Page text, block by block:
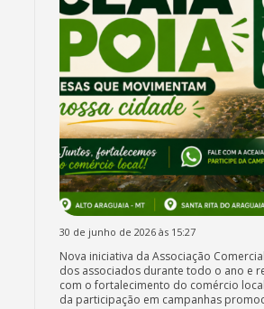
30 de junho de 2026 às 15:27
Nova iniciativa da Associação
dos associados durante todo o ano e
com o fortalecimento do comércio
da participação em campanhas